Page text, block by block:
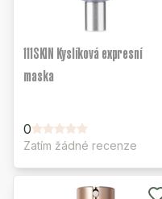
111SKIN Kyslíková expresní
maska
0
Zatím žádné recenze